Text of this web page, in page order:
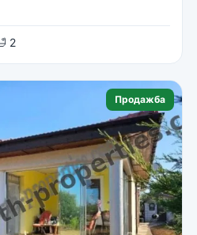
2
Продажба